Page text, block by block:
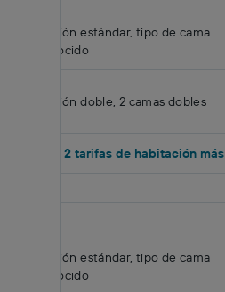
Habitación estándar, tipo de cama
desconocido
Habitación doble, 2 camas dobles
Mostrar 2 tarifas de habitación más
Habitación estándar, tipo de cama
desconocido